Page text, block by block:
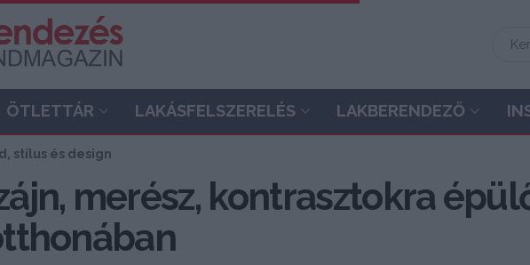
ÖTLETTÁR LAKÁSFELSZERELÉS LAKBERENDEZŐ
stílus és design
merész, kontrasztokra